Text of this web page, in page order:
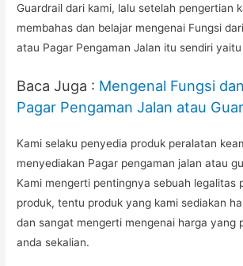
Guardrail dari kami, lalu setelah pengertian
membahas dan belajar mengenai Fungsi
atau Pagar Pengaman Jalan itu sendiri yaitu
Baca Juga : Mengenal Fungsi
Pagar Pengaman Jalan atau
Kami selaku penyedia produk peralatan
menyediakan Pagar pengaman jalan atau
Kami mengerti pentingnya sebuah legalitas
produk, tentu produk yang kami sediakan
dan sangat mengerti mengenai harga yang
anda sekalian.